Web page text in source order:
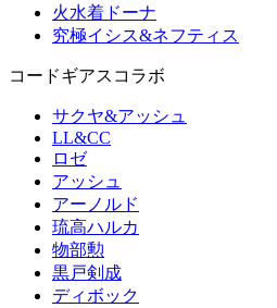
火水着ドーナ
究極イシス&ネフティス
コードギアスコラボ
サクヤ&アッシュ
LL&CC
ロゼ
アッシュ
アーノルド
琉高ハルカ
物部勲
黒戸剣成
ディボック